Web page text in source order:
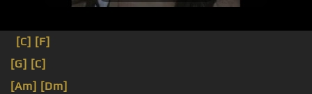
[C] [F]
[G] [C]
[Am] [Dm]